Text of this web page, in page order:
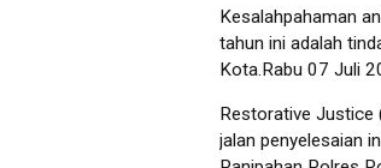
Kesalahpahaman
tahun ini adalah
Kota.Rabu 07 Juli
Restorative Justice
jalan penyelesaian